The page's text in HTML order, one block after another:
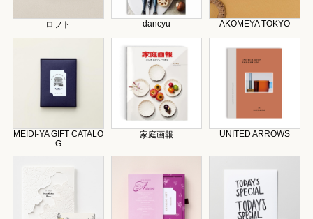
ロフト dancyu AKOMEYA TOKYO
MEIDI-YA GIFT CATALO
G
家庭画報 UNITED ARROWS